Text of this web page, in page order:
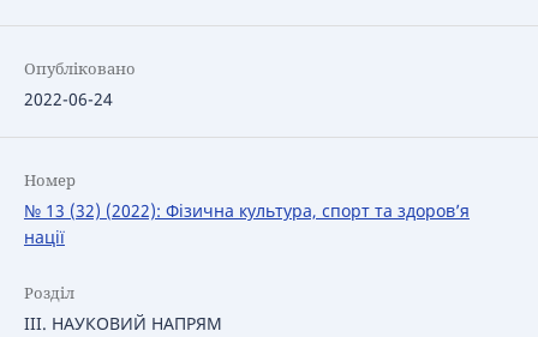
Опубліковано
2022-06-24
Номер
№ 13 (32) (2022): Фізична культура, спорт та здоров’я
нації
Розділ
ІІІ. НАУКОВИЙ НАПРЯМ